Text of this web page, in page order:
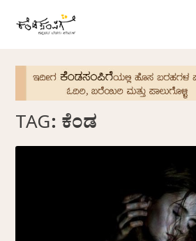
TAG: ಕೆಂಡ